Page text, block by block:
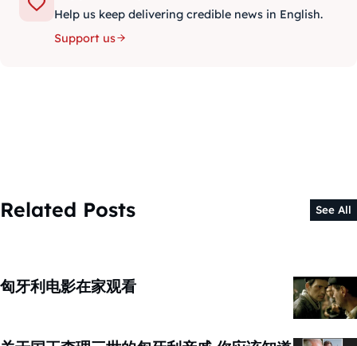
Help us keep delivering credible news in English.
Support us
Related Posts See All
匈牙利电影在家观看